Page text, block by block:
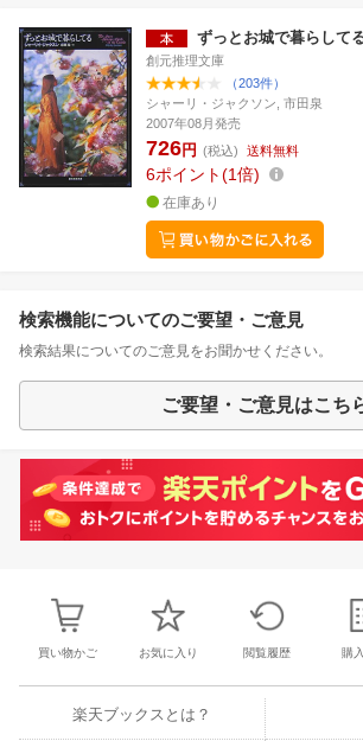
ずっとお城で暮らして
創元推理文庫
（203件）
シャーリ・ジャクソン, 市田泉
2007年08月発売
726円 (税込) 送料無料
6ポイント 1倍
在庫あり
検索機能についてのご要望・ご意見
検索結果についてのご意見をお聞かせください。
ご要望・ご意見はこち
買い物かご お気に入り 閲覧履歴 購
楽天ブックスとは？